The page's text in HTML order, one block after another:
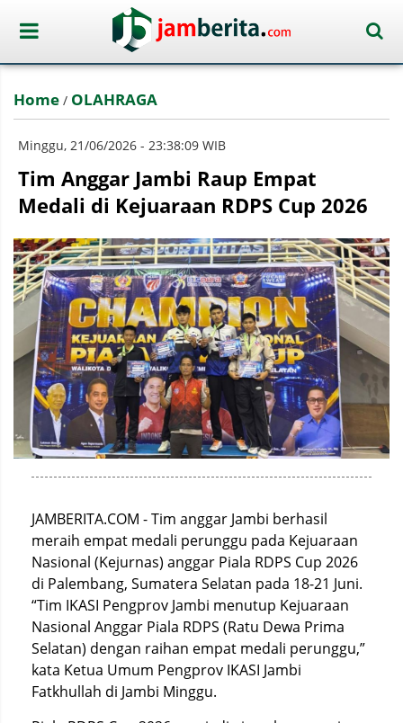
Home / OLAHRAGA
Minggu, 21/06/2026 - 23:38:09 WIB
Tim Anggar Jambi Raup Empat
Medali di Kejuaraan RDPS Cup 2026
JAMBERITA.COM - Tim anggar Jambi berhasil
meraih empat medali perunggu pada Kejuaraan
Nasional (Kejurnas) anggar Piala RDPS Cup 2026
di Palembang, Sumatera Selatan pada 18-21 Juni.
“Tim IKASI Pengprov Jambi menutup Kejuaraan
Nasional Anggar Piala RDPS (Ratu Dewa Prima
Selatan) dengan raihan empat medali perunggu,”
kata Ketua Umum Pengprov IKASI Jambi
Fatkhullah di Jambi Minggu.